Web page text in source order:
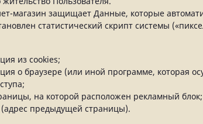
магазин защищает Данные, которые
статистический скрипт системы
из cookies;
о браузере (или иной программе, которая
на которой расположен рекламный блок;
предыдущей страницы).